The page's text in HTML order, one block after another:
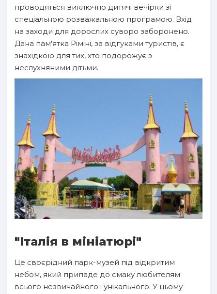
проводяться виключно дитячі вечірки зі
спеціальною розважальною програмою. Вхід
на заходи для дорослих суворо заборонено.
Дана пам'ятка Ріміні, за відгуками туристів, є
знахідкою для тих, хто подорожує з
неслухняними дітьми.
"Італія в мініатюрі"
Це своєрідний парк-музей під відкритим
небом, який припаде до смаку любителям
всього незвичайного і унікального. У цьому